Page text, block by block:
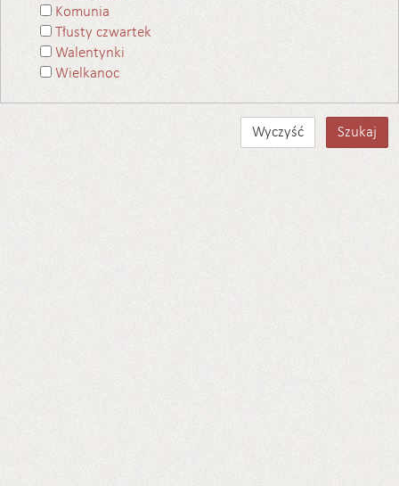
Komunia
Tłusty czwartek
Walentynki
Wielkanoc